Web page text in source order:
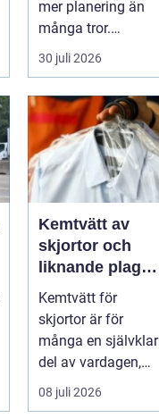
mer planering än
många tror.
Flygtider, packning,
säker...
30 juli 2026
Kemtvätt av
skjortor och
liknande plagg:
Så fungerar
professionell
klädvård i
praktiken
Kemtvätt för
skjortor är för
många en självklar
del av vardagen,
men ...
08 juli 2026